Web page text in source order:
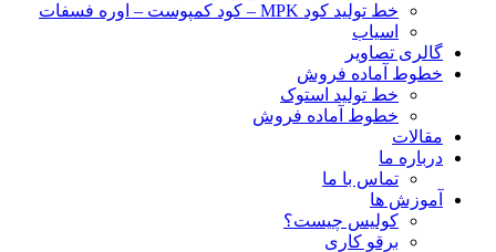
خط تولید کود MPK – کود کمپوست – اوره فسفات
اسیاب
گالری تصاویر
خطوط آماده فروش
خط تولید استوک
خطوط آماده فروش
مقالات
درباره ما
تماس با ما
آموزش ها
کولیس چیست؟
برقو کاری